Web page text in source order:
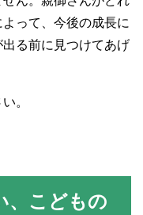
って、今後の成長に
る前に見つけてあげ
。
、こどもの